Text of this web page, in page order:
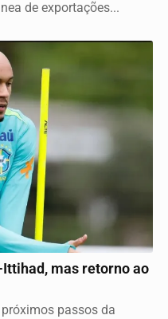
de exportações...
mas retorno ao
passos da